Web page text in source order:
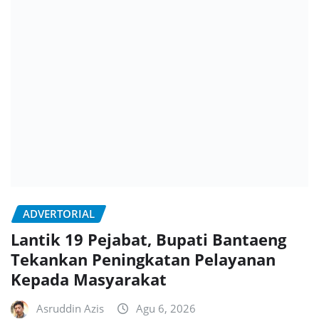
ADVERTORIAL
Lantik 19 Pejabat, Bupati Bantaeng
Tekankan Peningkatan Pelayanan
Kepada Masyarakat
Asruddin Azis Agu 6, 2026